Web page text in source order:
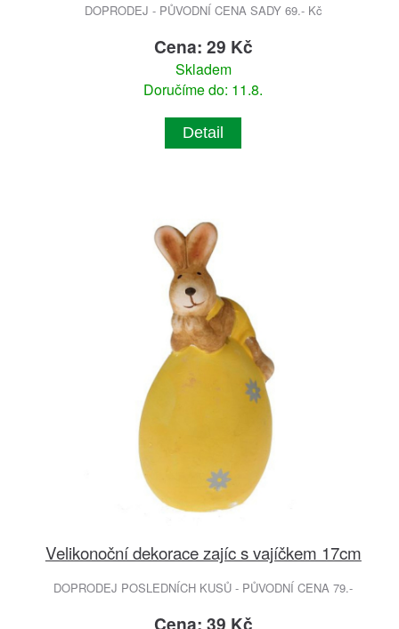
DOPRODEJ - PŮVODNÍ CENA SADY 69.- Kč
Cena: 29 Kč
Skladem
Doručíme do: 11.8.
Detail
Velikonoční dekorace zajíc s vajíčkem 17cm
DOPRODEJ POSLEDNÍCH KUSŮ - PŮVODNÍ CENA 79.-
Cena: 39 Kč